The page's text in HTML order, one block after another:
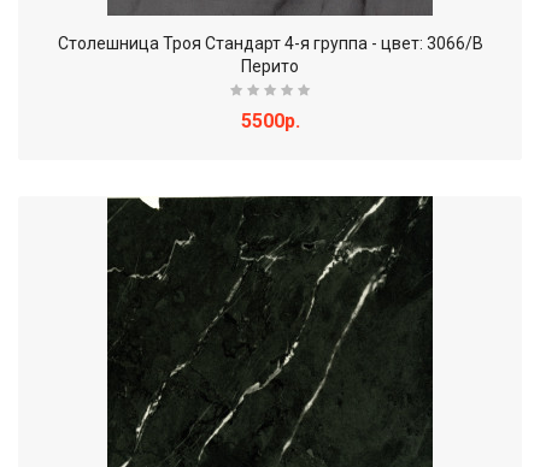
Столешница Троя Стандарт 4-я группа - цвет: 3066/В
Перито
5500р.